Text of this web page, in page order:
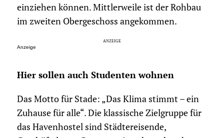
einziehen können. Mittlerweile ist der Rohbau
im zweiten Obergeschoss angekommen.
Anzeige
Hier sollen auch Studenten wohnen
Das Motto für Stade: „Das Klima stimmt – ein
Zuhause für alle“. Die klassische Zielgruppe für
das Havenhostel sind Städte­reisende,